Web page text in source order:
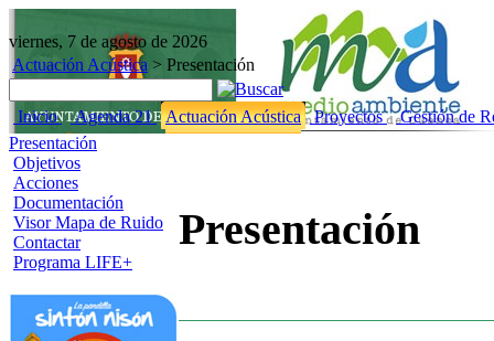
viernes, 7 de agosto de 2026
Actuación Acústica > Presentación
Inicio Agenda 21 Actuación Acústica Proyectos Gestión de
Presentación
Objetivos
Acciones
Documentación
Visor Mapa de Ruido
Contactar
Programa LIFE+
Presentación